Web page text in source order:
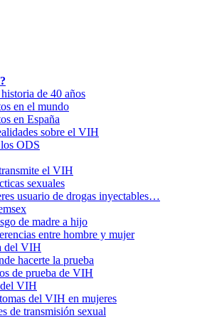
de 40 años
en el mundo
en España
sobre el VIH
ODS
el VIH
sexuales
usuario de drogas inyectables…
de madre a hijo
entre hombre y mujer
del VIH
hacerte la prueba
de prueba de VIH
VIH
del VIH en mujeres
de transmisión sexual